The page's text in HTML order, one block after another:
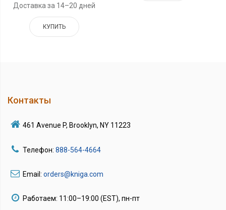
Доставка за 14–20 дней
КУПИТЬ
Контакты
461 Avenue P, Brooklyn, NY 11223
Телефон: 888-564-4664
Email: orders@kniga.com
Работаем: 11:00–19:00 (EST), пн-пт